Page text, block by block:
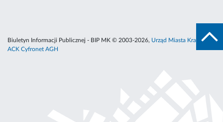
Biuletyn Informacji Publicznej - BIP MK © 2003-2026, Urząd Miasta Krakowa
ACK Cyfronet AGH